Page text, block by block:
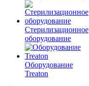
Стерилизационное
оборудование
Оборудование
Treaton